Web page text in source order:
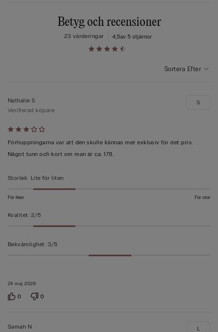
Betyg och recensioner
4,5av 5 stjärnor
23 värderingar
Sortera Efter
Värderad
3
av
24 maj 2026
Nathalie S
Verifierad köpare
Förhoppningarna var att den skulle kännas mer exklusiv för det pris.
Något tunn och kort om man är ca. 178.
S
Storlek: Lite för liten
För liten För stor
Kvalitet: 2/5
Bekvämlighet: 3/5
0 0
Samah N
L